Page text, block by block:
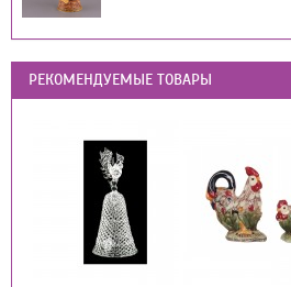
РЕКОМЕНДУЕМЫЕ ТОВАРЫ